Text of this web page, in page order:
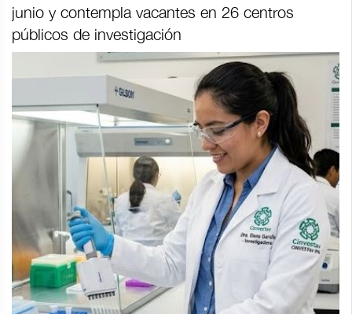
junio y contempla vacantes en 26 centros
públicos de investigación